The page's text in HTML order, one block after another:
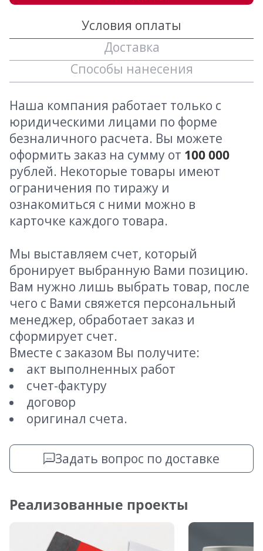
Условия оплаты
Доставка
Способы нанесения
Наша компания работает только с
юридическими лицами по форме
безналичного расчета. Вы можете
оформить заказ на сумму от 100 000
рублей. Некоторые товары имеют
ограничения по тиражу и
ознакомиться с ними можно в
карточке каждого товара.
Мы выставляем счет, который
бронирует выбранную Вами позицию.
Вам нужно лишь выбрать товар, после
чего с Вами свяжется персональный
менеджер, обработает заказ и
сформирует счет.
Вместе с заказом Вы получите:
акт выполненных работ
счет-фактуру
договор
оригинал счета.
Задать вопрос по доставке
Реализованные проекты